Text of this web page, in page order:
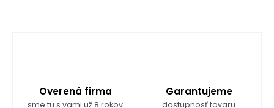
Overená firma
sme tu s vami už 8 rokov
Garantujeme
dostupnosť tovaru